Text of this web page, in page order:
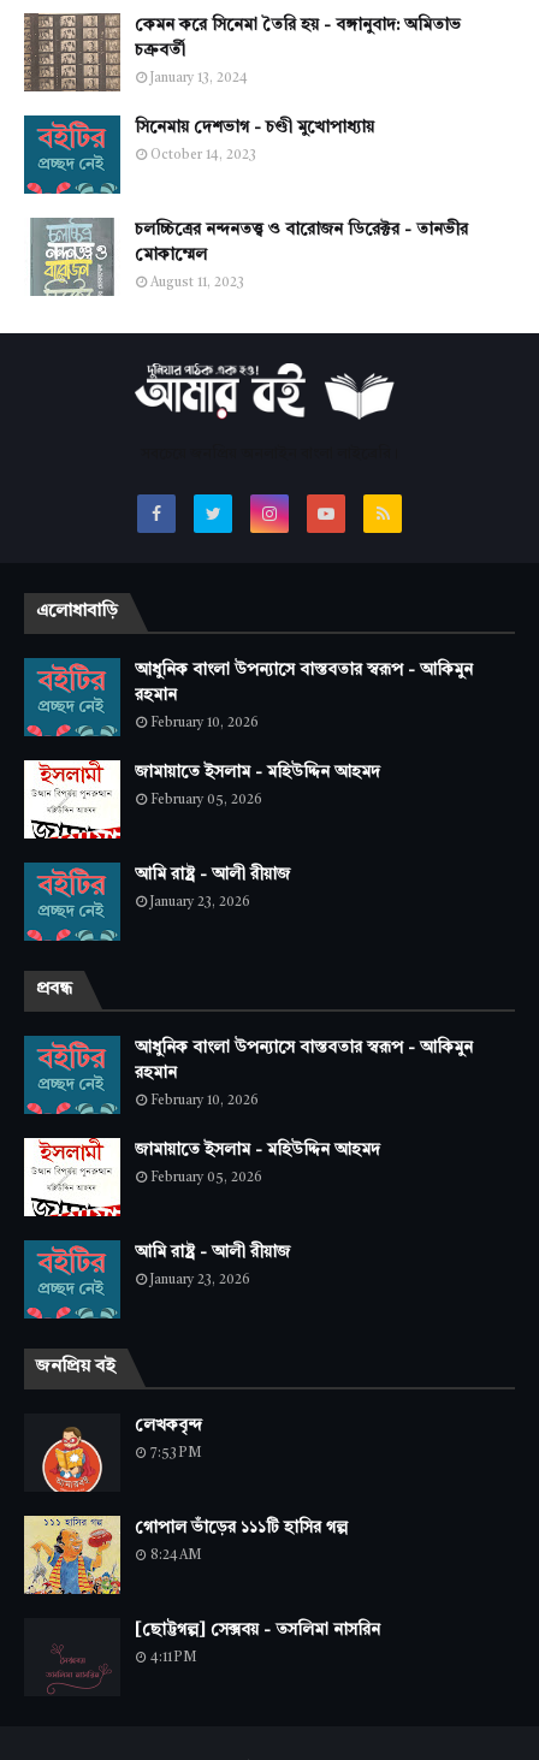
কেমন করে সিনেমা তৈরি হয় - বঙ্গানুবাদ: অমিতাভ
চক্রবর্তী
January 13, 2024
সিনেমায় দেশভাগ - চণ্ডী মুখোপাধ্যায়
October 14, 2023
চলচ্চিত্রের নন্দনতত্ত্ব ও বারোজন ডিরেক্টর - তানভীর
মোকাম্মেল
August 11, 2023
এলোধাবাড়ি
আধুনিক বাংলা উপন্যাসে বাস্তবতার স্বরূপ - আকিমুন
রহমান
February 10, 2026
জামায়াতে ইসলাম - মহিউদ্দিন আহমদ
February 05, 2026
আমি রাষ্ট্র - আলী রীয়াজ
January 23, 2026
প্রবন্ধ
আধুনিক বাংলা উপন্যাসে বাস্তবতার স্বরূপ - আকিমুন
রহমান
February 10, 2026
জামায়াতে ইসলাম - মহিউদ্দিন আহমদ
February 05, 2026
আমি রাষ্ট্র - আলী রীয়াজ
January 23, 2026
জনপ্রিয় বই
লেখকবৃন্দ
7:53 PM
গোপাল ভাঁড়ের ১১১টি হাসির গল্প
8:24 AM
[ছোট্টগল্প] সেক্সবয় - তসলিমা নাসরিন
4:11 PM